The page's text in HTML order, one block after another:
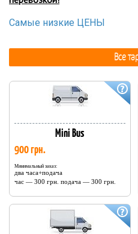
Самые низкие ЦЕНЫ
Все
Mini Bus
900 грн.
Минимальный заказ:
два часа+подача
час — 300 грн. подача — 300 грн.